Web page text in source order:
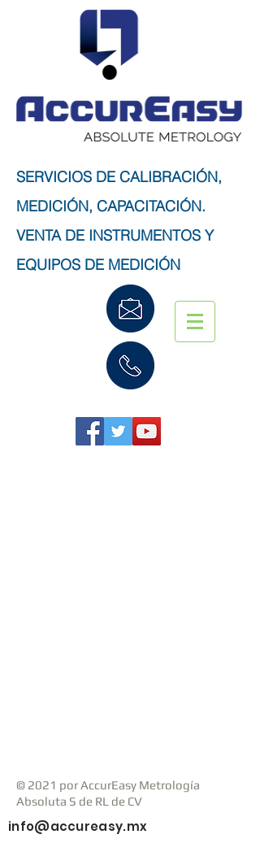
SERVICIOS DE CALIBRACIÓN,
MEDICIÓN, CAPACITACIÓN.
VENTA DE INSTRUMENTOS Y
EQUIPOS DE MEDICIÓN
© 2021 por AccurEasy Metrología
Absoluta S de RL de CV
info@accureasy.mx